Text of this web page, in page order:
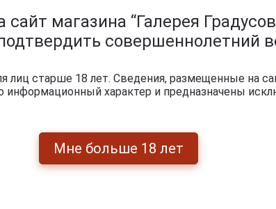
магазина “Галерея
совершеннолетний
старше 18 лет. Сведения, размещенные на
информационный характер и предназначены
Мне больше 18 лет